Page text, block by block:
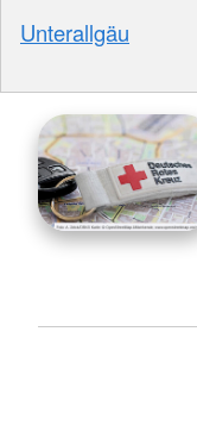
Unterallgäu